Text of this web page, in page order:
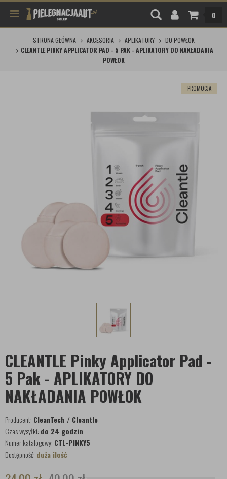
0
STRONA GŁÓWNA AKCESORIA APLIKATORY
DO POWŁOK
CLEANTLE PINKY APPLICATOR PAD - 5 PAK - APLIKATORY DO NAKŁADANIA
POWŁOK
PROMOCJA
CLEANTLE Pinky Applicator Pad -
5 Pak - APLIKATORY DO
NAKŁADANIA POWŁOK
Producent: CleanTech / Cleantle
Czas wysyłki: do 24 godzin
Numer katalogowy: CTL-PINKY5
Dostępność: duża ilość